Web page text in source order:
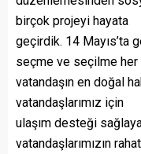
birçok projeyi hayata
geçirdik. 14 Mayıs’ta
seçme ve seçilme her
vatandaşın en doğal
vatandaşlarımız için
ulaşım desteği
vatandaşlarımızın